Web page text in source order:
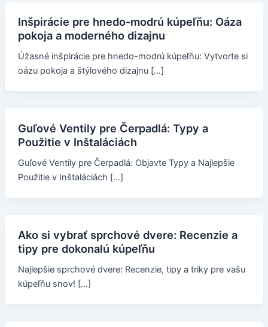
Inšpirácie pre hnedo-modrú kúpeľňu: Oáza
pokoja a moderného dizajnu
Úžasné inšpirácie pre hnedo-modrú kúpeľňu: Vytvorte si
oázu pokoja a štýlového dizajnu […]
Guľové Ventily pre Čerpadlá: Typy a
Použitie v Inštaláciách
Guľové Ventily pre Čerpadlá: Objavte Typy a Najlepšie
Použitie v Inštaláciách […]
Ako si vybrať sprchové dvere: Recenzie a
tipy pre dokonalú kúpeľňu
Najlepšie sprchové dvere: Recenzie, tipy a triky pre vašu
kúpeľňu snov! […]